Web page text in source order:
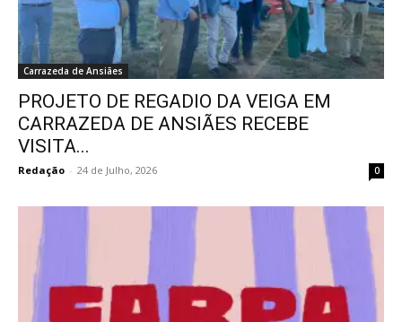
Carrazeda de Ansiães
PROJETO DE REGADIO DA VEIGA EM
CARRAZEDA DE ANSIÃES RECEBE
VISITA...
Redação - 24 de Julho, 2026 0